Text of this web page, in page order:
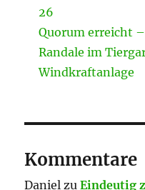
26
Quorum erreicht
Randale im
Windkraftanlage
Kommentare
Daniel zuEindeutig